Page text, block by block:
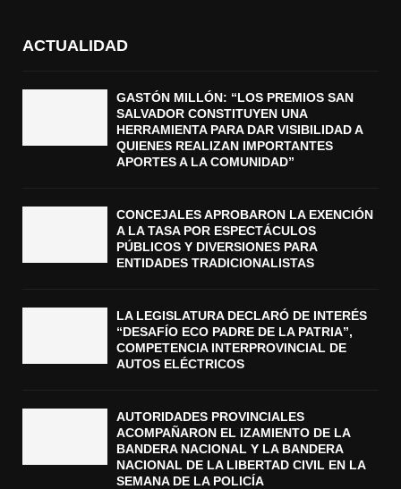
ACTUALIDAD
GASTÓN MILLÓN: “LOS PREMIOS SAN
SALVADOR CONSTITUYEN UNA
HERRAMIENTA PARA DAR VISIBILIDAD A
QUIENES REALIZAN IMPORTANTES
APORTES A LA COMUNIDAD”
CONCEJALES APROBARON LA EXENCIÓN
A LA TASA POR ESPECTÁCULOS
PÚBLICOS Y DIVERSIONES PARA
ENTIDADES TRADICIONALISTAS
LA LEGISLATURA DECLARÓ DE INTERÉS
“DESAFÍO ECO PADRE DE LA PATRIA”,
COMPETENCIA INTERPROVINCIAL DE
AUTOS ELÉCTRICOS
AUTORIDADES PROVINCIALES
ACOMPAÑARON EL IZAMIENTO DE LA
BANDERA NACIONAL Y LA BANDERA
NACIONAL DE LA LIBERTAD CIVIL EN LA
SEMANA DE LA POLICÍA